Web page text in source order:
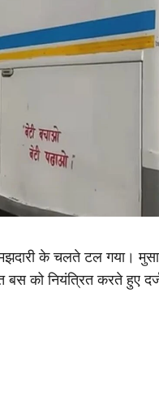
के चलते टल गया।
नियंत्रित करते हुए